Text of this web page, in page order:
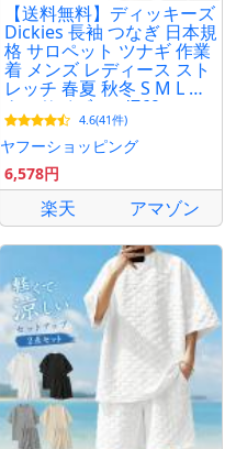
【送料無料】ディッキーズ
Dickies 長袖 つなぎ 日本規
格 サロペット ツナギ 作業
着 メンズ レディース スト
レッチ 春夏 秋冬 S M L 大
きいサイズ cc-d769
4.6(41件)
ヤフーショッピング
6,578円
楽天 アマゾン